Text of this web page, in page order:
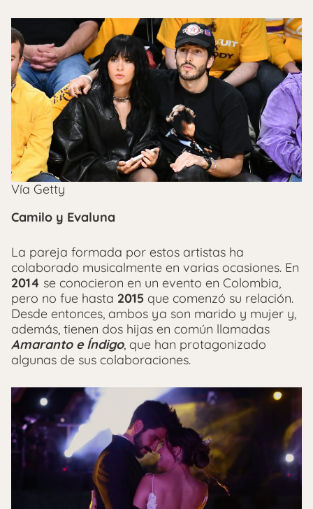
Vía Getty
Camilo y Evaluna
La pareja formada por estos artistas ha
colaborado musicalmente en varias ocasiones. En
2014 se conocieron en un evento en Colombia,
pero no fue hasta 2015 que comenzó su relación.
Desde entonces, ambos ya son marido y mujer y,
además, tienen dos hijas en común llamadas
Amaranto eÍndigo, que han protagonizado
algunas de sus colaboraciones.